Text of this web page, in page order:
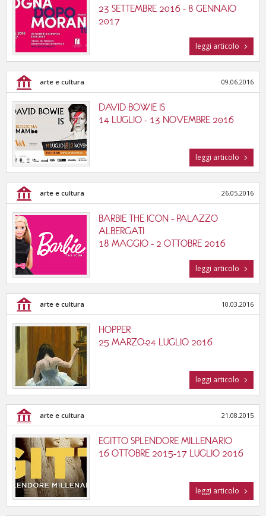
23 SETTEMBRE 2016 - 8 GENNAIO
2017
leggi articolo
arte e cultura 09.06.2016
DAVID BOWIE IS
14 LUGLIO - 13 NOVEMBRE 2016
leggi articolo
arte e cultura 26.05.2016
BARBIE THE ICON - PALAZZO
ALBERGATI
18 MAGGIO - 2 OTTOBRE 2016
leggi articolo
arte e cultura 10.03.2016
HOPPER
25 MARZO-24 LUGLIO 2016
leggi articolo
arte e cultura 21.08.2015
EGITTO SPLENDORE MILLENARIO
16 OTTOBRE 2015-17 LUGLIO 2016
leggi articolo